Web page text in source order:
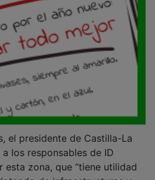
los responsables de ID
zona, que “tiene utilidad
de infraestructuras y